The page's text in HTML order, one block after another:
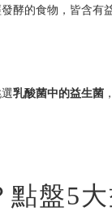
酵的食物，皆含有
乳酸菌中的益生菌
盤5